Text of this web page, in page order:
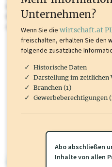
Marken, Patente, Rechtstatsachen,
mehr.
wirtschaft.at PLUS
Unternehmen?
Wenn Sie die wirtschaft.at
freischalten, erhalten Sie den
folgende zusätzliche
Historische Daten
Darstellung im zeitlichen
Branchen (1)
Gewerbeberechtigungen
Abo abschließen
Inhalte von allen